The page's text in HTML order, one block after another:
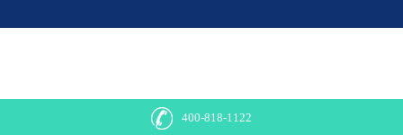
400-818-1122